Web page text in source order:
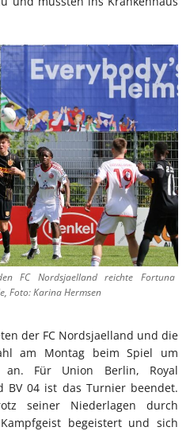
FC Nordsjaelland reichte Fortuna
Foto: Karina Hermsen
der FC Nordsjaelland und die
am Montag beim Spiel um
an. Für Union Berlin, Royal
BV 04 ist das Turnier beendet.
seiner Niederlagen durch
begeistert und sich